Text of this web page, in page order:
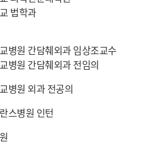
법학과
병원 간담췌외과 임상조교수
병원 간담췌외과 전임의
병원 외과 전공의
스병원 인턴